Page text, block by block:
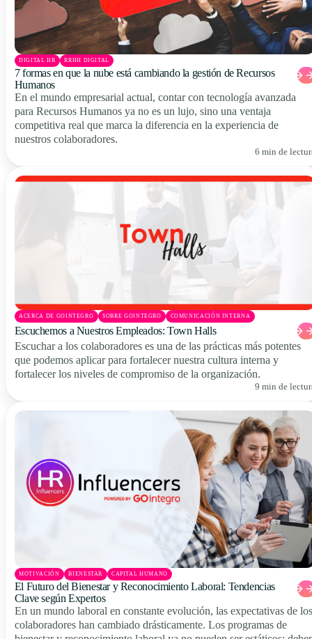
DIGITAL HR RRHH DIGITAL
7 formas en que la nube está cambiando la gestión de Recursos
Humanos
En el mundo empresarial actual, contar con tecnología avanzada
para Recursos Humanos ya no es un lujo, sino una ventaja
competitiva real que marca la diferencia en la experiencia de
nuestros colaboradores.
6 min de
ACERCA DE GOINTEGRO SOBRE GOINTEGRO COMUNICACIÓN INTERNA
Escuchemos a Nuestros Empleados: Town Halls
Escuchar a los colaboradores es una de las prácticas más potentes
que podemos aplicar para fortalecer nuestra cultura interna y
fortalecer los niveles de compromiso de la organización.
9 min de
MOTIVACIÓN BIENESTAR CAPITAL HUMANO
El Futuro del Bienestar y Reconocimiento Laboral: Tendencias
Clave según Expertos
En un mundo laboral en constante evolución, las expectativas de los
colaboradores han cambiado drásticamente. Los programas de